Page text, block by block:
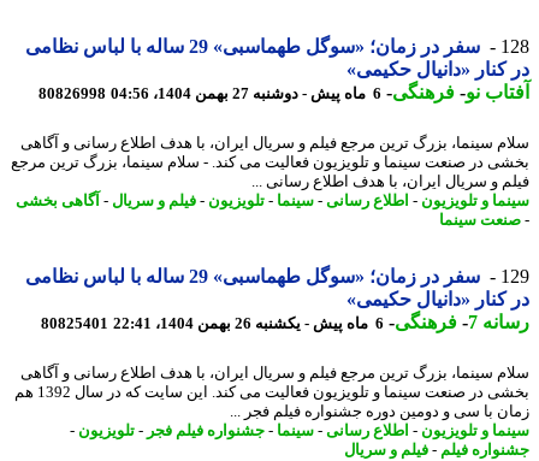
سفر در زمان؛ «سوگل طهماسبی» 29 ساله با لباس نظامی
«دانیال حکیمی»
نو- فرهنگی-6 ماه پیش - دوشنبه 27 بهمن 1404، 04:56 80826998
سینما، بزرگ ترین مرجع فیلم و سریال ایران، با هدف اطلاع رسانی و آگاهی
در صنعت سینما و تلویزیون فعالیت می کند. - سلام سینما، بزرگ ترین مرجع
و سریال ایران، با هدف اطلاع رسانی ...
و تلویزیون -اطلاع رسانی-سینما-تلویزیون -فیلم و سریال-آگاهی بخشی
سینما
سفر در زمان؛ «سوگل طهماسبی» 29 ساله با لباس نظامی
«دانیال حکیمی»
7
-فرهنگی-6 ماه پیش - یکشنبه 26 بهمن 1404، 22:41 80825401
سینما، بزرگ ترین مرجع فیلم و سریال ایران، با هدف اطلاع رسانی و آگاهی
بخشی در صنعت سینما و تلویزیون فعالیت می کند. این سایت که در سال 1392 هم
با سی و دومین دوره جشنواره فیلم فجر ...
و تلویزیون -اطلاع رسانی-سینما-جشنواره فیلم فجر -تلویزیون -
فیلم -فیلم و سریال